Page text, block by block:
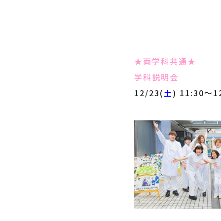
★両学科共通★
学科説明会
12/23(土) 11:30～